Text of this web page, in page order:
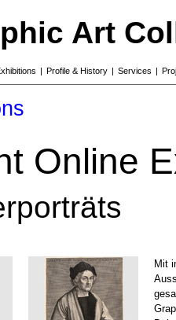
Art
| Profile & History | Services |
Online
Mit